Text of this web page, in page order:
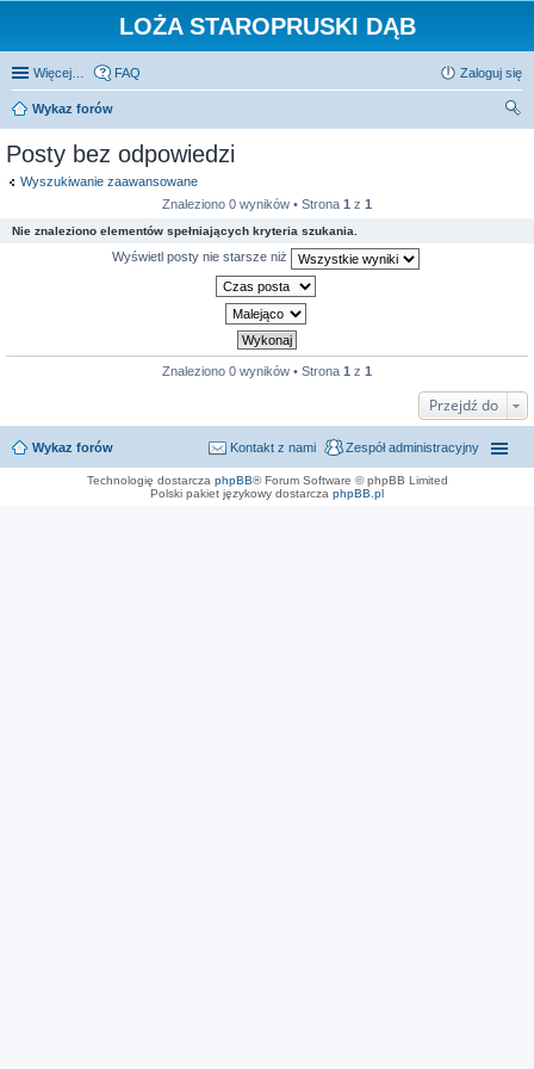
LOŻA STAROPRUSKI DĄB
Więcej… FAQ Zaloguj się
Wykaz forów
Posty bez odpowiedzi
Wyszukiwanie zaawansowane
Znaleziono 0 wyników • Strona 1 z 1
Nie znaleziono elementów spełniających kryteria szukania.
Wyświetl posty nie starsze niż
Znaleziono 0 wyników • Strona 1 z 1
Przejdź do
Wykaz forów Zespół administracyjny
Kontakt z nami
Technologię dostarcza phpBB® Forum Software © phpBB Limited
Polski pakiet językowy dostarcza phpBB.pl